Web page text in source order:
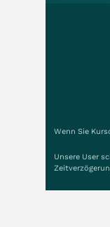
Wenn Sie
Unsere User